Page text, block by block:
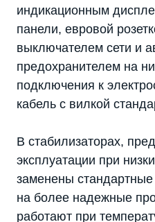
индикационным
панели, евровой
выключателем сети и
предохранителем на
подключения к
кабель с вилкой
В стабилизаторах,
эксплуатации при
заменены
на более надежные
работают при